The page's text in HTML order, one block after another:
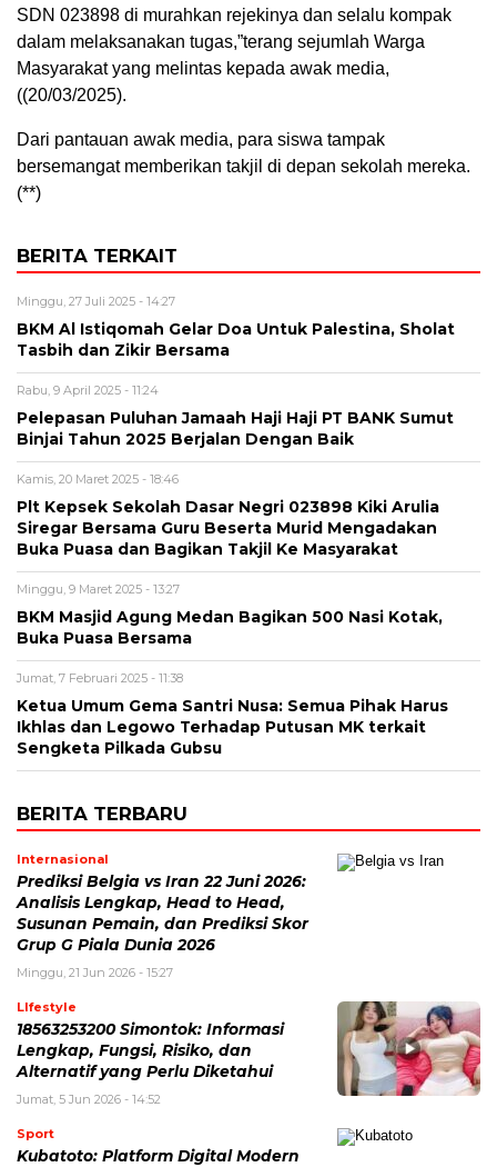
SDN 023898 di murahkan rejekinya dan selalu kompak
dalam melaksanakan tugas,”terang sejumlah Warga
Masyarakat yang melintas kepada awak media,
((20/03/2025).
Dari pantauan awak media, para siswa tampak
bersemangat memberikan takjil di depan sekolah mereka.
(**)
BERITA TERKAIT
Minggu, 27 Juli 2025 - 14:27
BKM Al Istiqomah Gelar Doa Untuk Palestina, Sholat
Tasbih dan Zikir Bersama
Rabu, 9 April 2025 - 11:24
Pelepasan Puluhan Jamaah Haji Haji PT BANK Sumut
Binjai Tahun 2025 Berjalan Dengan Baik
Kamis, 20 Maret 2025 - 18:46
Plt Kepsek Sekolah Dasar Negri 023898 Kiki Arulia
Siregar Bersama Guru Beserta Murid Mengadakan
Buka Puasa dan Bagikan Takjil Ke Masyarakat
Minggu, 9 Maret 2025 - 13:27
BKM Masjid Agung Medan Bagikan 500 Nasi Kotak,
Buka Puasa Bersama
Jumat, 7 Februari 2025 - 11:38
Ketua Umum Gema Santri Nusa: Semua Pihak Harus
Ikhlas dan Legowo Terhadap Putusan MK terkait
Sengketa Pilkada Gubsu
BERITA TERBARU
Internasional
Prediksi Belgia vs Iran 22 Juni 2026:
Analisis Lengkap, Head to Head,
Susunan Pemain, dan Prediksi Skor
Grup G Piala Dunia 2026
Minggu, 21 Jun 2026 - 15:27
LIfestyle
18563253200 Simontok: Informasi
Lengkap, Fungsi, Risiko, dan
Alternatif yang Perlu Diketahui
Jumat, 5 Jun 2026 - 14:52
Sport
Kubatoto: Platform Digital Modern